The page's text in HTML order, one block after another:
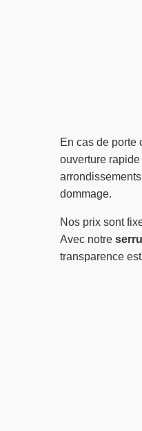
En cas de porte
ouverture
dommage.
Nos prix sont
Avec notre
transparence